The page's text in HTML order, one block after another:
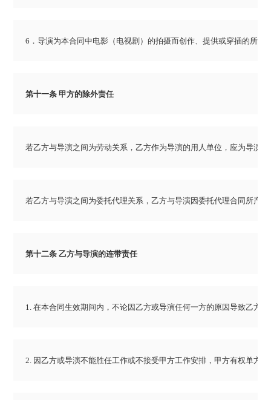
6．导演为本合同中电影（电视剧）的拍摄而创作、提供或穿插的所
第十一条 甲方的除外责任
若乙方与导演之间为劳动关系，乙方作为导演的用人单位，应为导演
若乙方与导演之间为委托代理关系，乙方与导演因委托代理合同所产
第十二条 乙方与导演的连带责任
1. 在本合同生效期间内，不论因乙方或导演任何一方的原因导致乙方
2. 因乙方或导演不能胜任工作或不接受甲方工作安排，甲方有权单方